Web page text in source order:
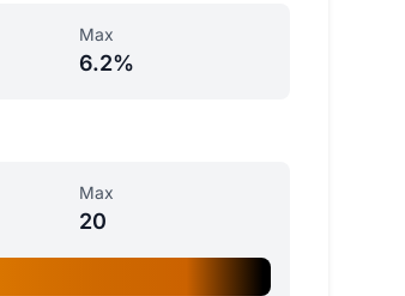
Max
6.2%
Max
20